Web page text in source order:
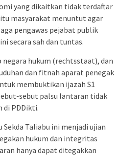
yang dikaitkan tidak terdaftar
masyarakat menuntut agar
pengawas pejabat publik
secara sah dan tuntas.
negara hukum (rechtsstaat), dan
dan fitnah aparat penegak
membuktikan ijazah S1
sebut palsu lantaran tidak
di PDDikti.
Sekda Taliabu ini menjadi ujian
hukum dan integritas
hanya dapat ditegakkan